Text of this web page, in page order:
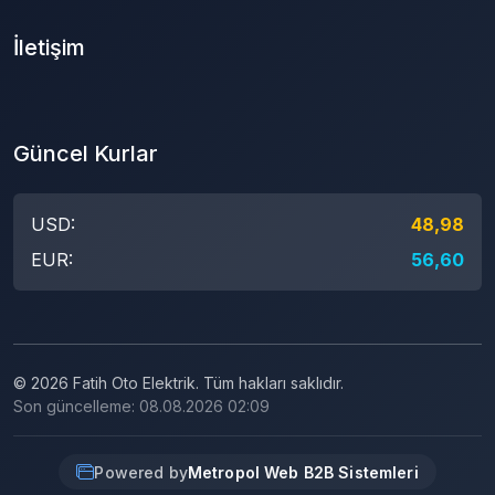
İletişim
Güncel Kurlar
USD:
48,98
EUR:
56,60
© 2026 Fatih Oto Elektrik. Tüm hakları saklıdır.
Son güncelleme: 08.08.2026 02:09
Powered byMetropol Web B2B Sistemleri